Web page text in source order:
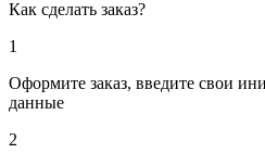
Как сделать заказ?
1
Оформите заказ, введите свои
данные
2